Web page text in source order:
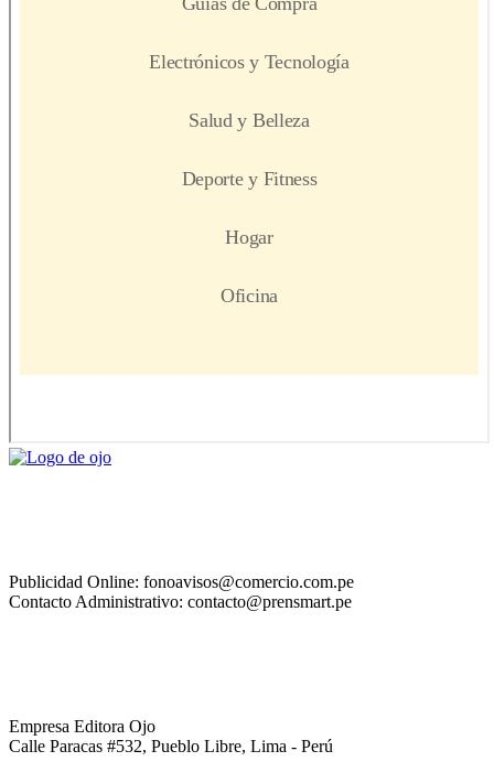
Publicidad Online: fonoavisos@comercio.com.pe
Contacto Administrativo: contacto@prensmart.pe
Empresa Editora Ojo
Calle Paracas #532, Pueblo Libre, Lima - Perú